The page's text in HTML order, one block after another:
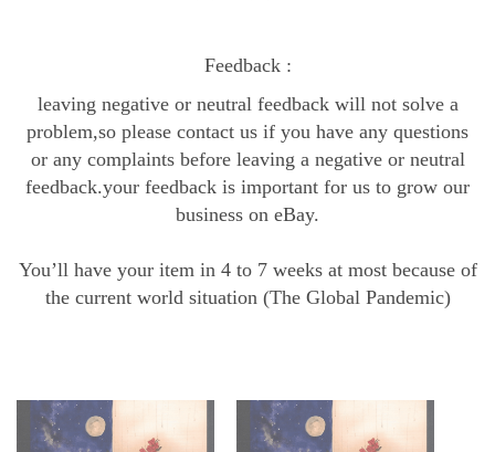
د
أ
ن
ت
ف
ه
م
ض
Feedback :
leaving negative or neutral feedback will not solve a
problem,so please contact us if you have any questions
or any complaints before leaving a negative or neutral
feedback.your feedback is important for us to grow our
business on eBay.
You’ll have your item in 4 to 7 weeks at most because of
the current world situation (The Global Pandemic)